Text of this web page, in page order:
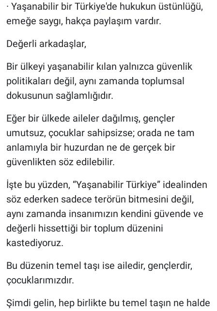
· Yaşanabilir bir Türkiye'de hukukun üstünlüğü,
emeğe saygı, hakça paylaşım vardır.
Değerli arkadaşlar,
Bir ülkeyi yaşanabilir kılan yalnızca güvenlik
politikaları değil, aynı zamanda toplumsal
dokusunun sağlamlığıdır.
Eğer bir ülkede aileler dağılmış, gençler
umutsuz, çocuklar sahipsizse; orada ne tam
anlamıyla bir huzurdan ne de gerçek bir
güvenlikten söz edilebilir.
İşte bu yüzden, “Yaşanabilir Türkiye” idealinden
söz ederken sadece terörün bitmesini değil,
aynı zamanda insanımızın kendini güvende ve
değerli hissettiği bir toplum düzenini
kastediyoruz.
Bu düzenin temel taşı ise ailedir, gençlerdir,
çocuklarımızdır.
Şimdi gelin, hep birlikte bu temel taşın ne halde